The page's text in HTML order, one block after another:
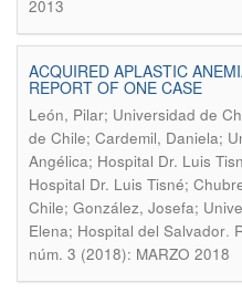
2013
ACQUIRED APLASTIC
REPORT OF ONE CASE
León, Pilar; Universidad de
de Chile; Cardemil, Daniela;
Angélica; Hospital Dr. Luis
Hospital Dr. Luis Tisné;
Chile; González, Josefa;
Elena; Hospital del Salvador.
núm. 3 (2018): MARZO 2018